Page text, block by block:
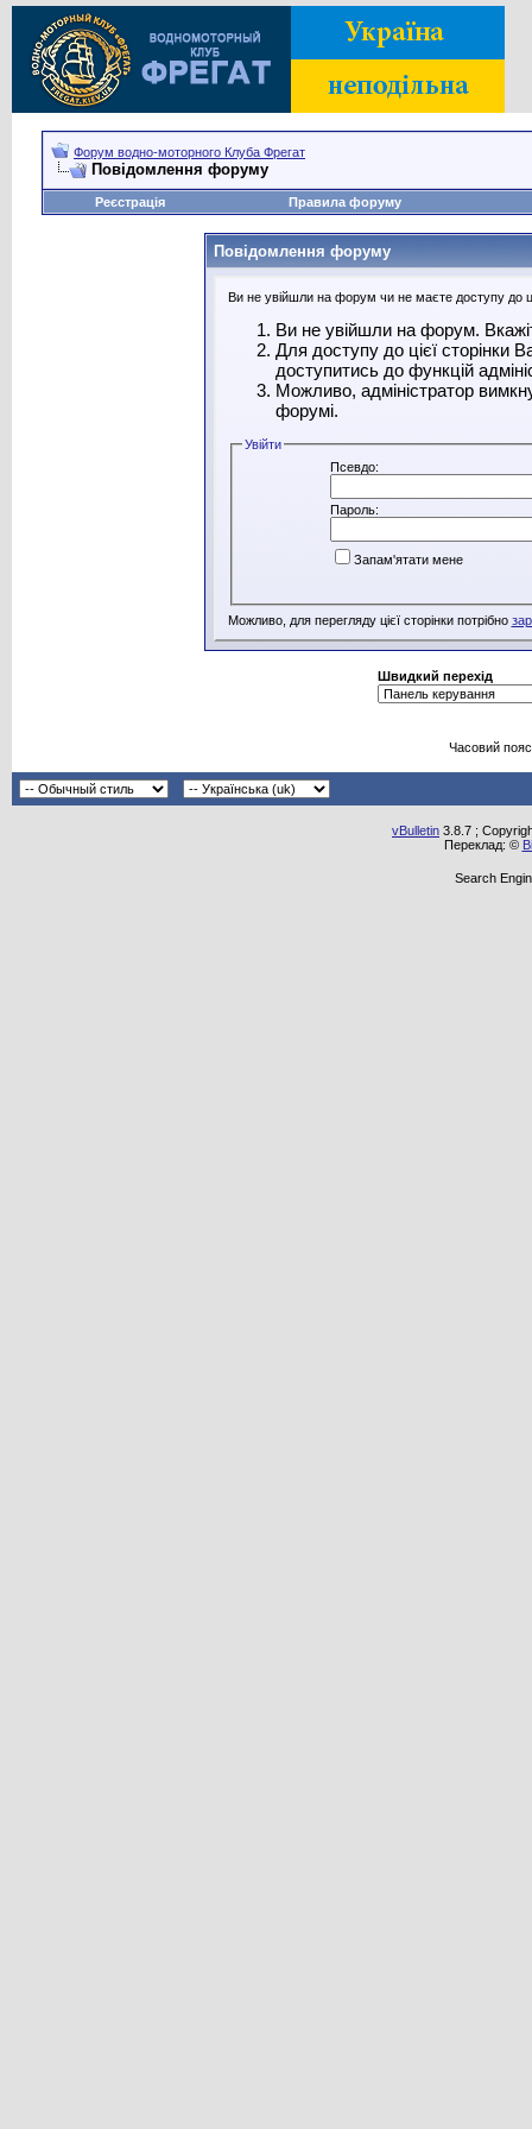
Форум водно-моторного Клуба Фрегат
Повідомлення форуму
Реєстрація Правила форуму
Повідомлення форуму
Ви не увійшли на форум чи не маєте доступу до
Ви не увійшли на форум.
Для доступу до цієї сторінки
доступитись до функцій
Можливо, адміністратор
форумі.
Увійти
Псевдо:
Пароль:
Запам'ятати мене
Можливо, для перегляду цієї сторінки потрібно
Швидкий перехід
Часовий
vBulletin 3.8.7 ;
Переклад: ©
Search